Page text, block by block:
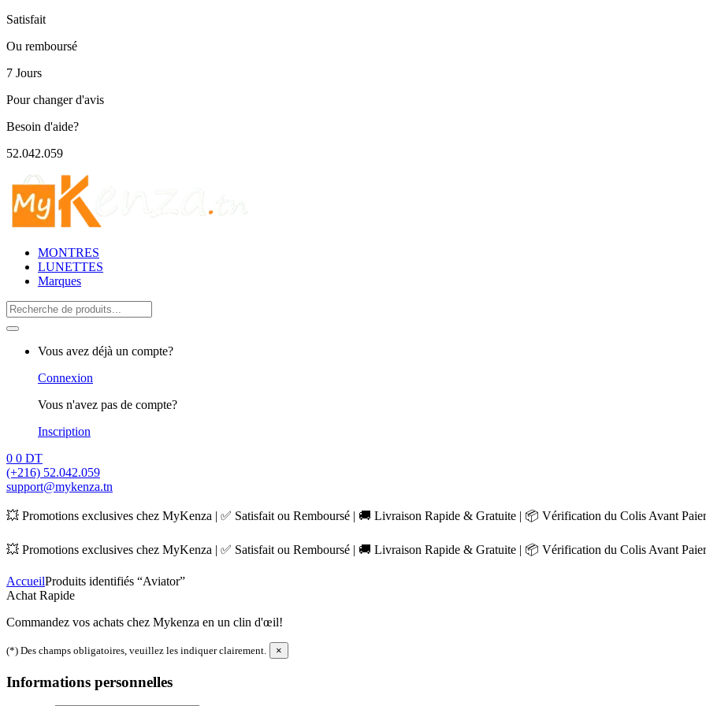
Satisfait
Ou remboursé
7 Jours
Pour changer d'avis
Besoin d'aide?
52.042.059
MONTRES
LUNETTES
Marques
Search
for:
Vous avez déjà un compte?
Connexion
Vous n'avez pas de compte?
Inscription
0 0 DT
(+216) 52.042.059
support@mykenza.tn
💥 Promotions exclusives chez MyKenza | ✅ Satisfait ou Remboursé | 🚚 Livraison Rapide & Gratuite | 📦 Vérification du Colis Avant
💥 Promotions exclusives chez MyKenza | ✅ Satisfait ou Remboursé | 🚚 Livraison Rapide & Gratuite | 📦 Vérification du Colis Avant
AccueilProduits identifiés “Aviator”
Achat Rapide
Commandez vos achats chez Mykenza en un clin d'œil!
(*) Des champs obligatoires, veuillez les indiquer clairement. ×
Informations personnelles